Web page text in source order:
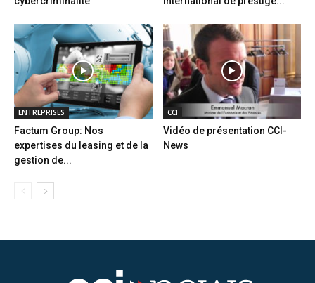
ENTREPRISES
Factum Group: Nos
expertises du leasing et de la
gestion de...
CCI
Vidéo de présentation CCI-
News